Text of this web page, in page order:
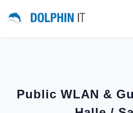
Public WLAN &